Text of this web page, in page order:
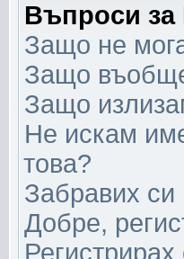
Въпроси за
Защо не
Защо
Защо
Не искам
това?
Забравих си
Добре,